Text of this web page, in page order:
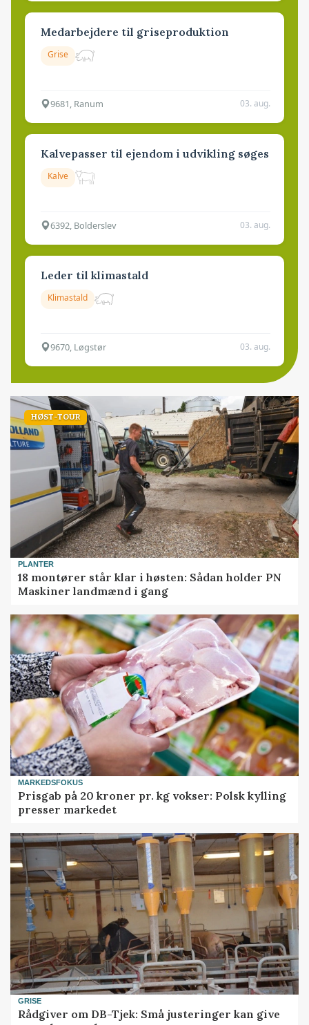
Medarbejdere til griseproduktion
Grise
9681, Ranum 03. aug.
Kalvepasser til ejendom i udvikling søges
Kalve
6392, Bolderslev 03. aug.
Leder til klimastald
Klimastald
9670, Løgstør 03. aug.
HØST-TOUR
PLANTER
18 montører står klar i høsten: Sådan holder PN
Maskiner landmænd i gang
MARKEDSFOKUS
Prisgab på 20 kroner pr. kg vokser: Polsk kylling
presser markedet
GRISE
Rådgiver om DB-Tjek: Små justeringer kan give